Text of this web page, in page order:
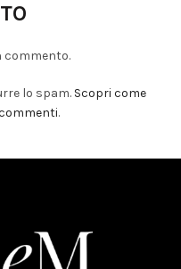
commento.
lo spam. Scopri come
.